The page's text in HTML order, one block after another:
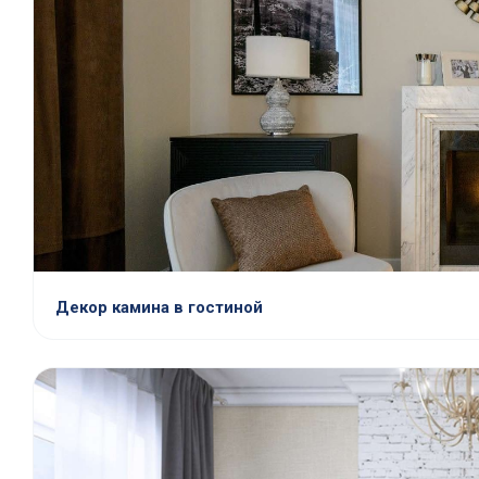
Декор камина в гостиной